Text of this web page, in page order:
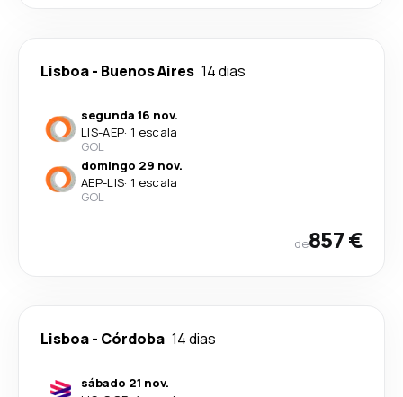
Lisboa- Buenos Aires 14 dias
segunda 16 nov.
LIS-AEP· 1 escala
GOL
domingo 29 nov.
AEP-LIS· 1 escala
GOL
de857 €
Lisboa- Córdoba 14 dias
sábado 21 nov.